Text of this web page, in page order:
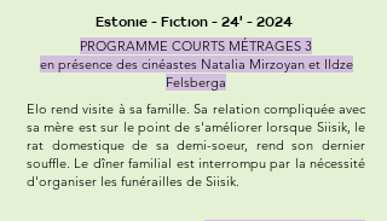
Estonie - Fiction - 24' - 2024
PROGRAMME COURTS MÉTRAGES 3
en présence des cinéastes Natalia Mirzoyan et Ildze
Felsberga
Elo rend visite à sa famille. Sa relation compliquée avec
sa mère est sur le point de s'améliorer lorsque Siisik, le
rat domestique de sa demi-soeur, rend son dernier
souffle. Le dîner familial est interrompu par la nécessité
d'organiser les funérailles de Siisik.